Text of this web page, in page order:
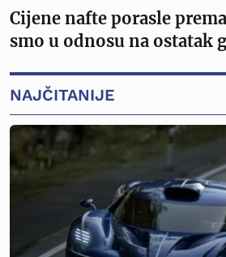
Cijene nafte porasle
smo u odnosu na ostatak
NAJČITANIJE